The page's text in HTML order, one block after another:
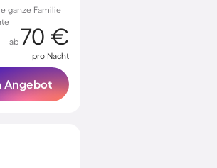
ganze Familie
ab 70 €
pro Nacht
Angebot